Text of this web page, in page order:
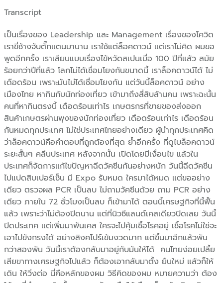
Transcript
เป็นเรื่องของ Leadership และ Management เรื่องของโควิด
เราขี่ช้างจับตั๊กแตนมานาน เราใช้แต่ล็อคดาวน์ แต่เราไม่คิด ผมขอ
พูดอีกครั้ง เราเลียนแบบเรื่องไข้หวัดสเปนเมื่อ 100 ปีที่แล้ว สมัย
ร้อยกว่าปีที่แล้ว โลกไม่ได้เชื่อมโยงกันขนาดนี้ เราล็อคดาวน์ได้ ไม่
เดือดร้อน เพราะมันไม่ได้เชื่อมโยงกัน แต่วันนี้ล็อคดาวน์ อย่าง
เมืองไทย หากินกับนักท่องเที่ยว เข้ามาถึงสี่สิบล้านคน เพราะฉะนั้น
คนที่หากินตรงนี้ เดือดร้อนเท่าไร เกษตรกรที่ขายของส่งออก
สินค้าเกษตรผ่านพุงของนักท่องเที่ยว เดือดร้อนเท่าไร เดือดร้อน
กันหมดทุกประเทศ ไม่ใช่ประเทศไทยอย่างเดียว ผู้นำทุกประเทศคิด
ว่าล็อคดาวน์คือคำตอบที่ถูกต้องที่สุด ย้ำอีกครั้ง ที่ดูไบล็อคดาวน์
ระยะสั้นๆ คลีนประเทศ หลังจากนั้น เปิดโดยมีเงื่อนไข แล้วใน
ประเทศก็จัดการแก้ไขปัญหาฉีดวัคซีนกันอย่างหนัก วันนี้ฉีดวัคซีน
ไปแปดสิบเปอร์เซ็น มี Expo รับหมด ใครมาได้หมด แต่ขออย่าง
เดียว ตรวจผล PCR เป็นลบ ไม่ถามวัคซีนด้วย ถาม PCR อย่าง
เดียว ภายใน 72 ชั่วโมงเป็นลบ ก็เข้ามาได้ ตอนนี้เศรษฐกิจที่นี้ฟื้น
แล้ว เพราะว่าไม่ต้องปิดนาน แต่ที่นิวซีแลนด์เคสเดียวปิดเลย วันนี้
ปิดประเทศ แต่เพิ่มมาพันเคส ใครจะไปคุ้มเชื้อโรคอยู่ เชื้อโรคไม่ใช่จะ
เอาไปขังกรงได้ อย่างสิงคโปร์เข้มงวดมาก แต่ขึ้นมาอีกแล้วพัน
กว่าสองพัน วันนี้เราต้องกลับมาอยู่กับมันให้ได้ คนไทยง่อยเปลี้ย
เสียขาทางเศรษฐกิจไปแล้ว ก็ต้องเอากลับมาตั้ง ยืนใหม่ แล้วก็ให้
เดิน ให้วิ่งต่อ นี่คือหลักของผม วิธีคิดของผม หมายความว่า ต้อง